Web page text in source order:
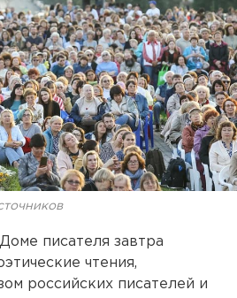
писателя завтра
чтения,
российских писателей и